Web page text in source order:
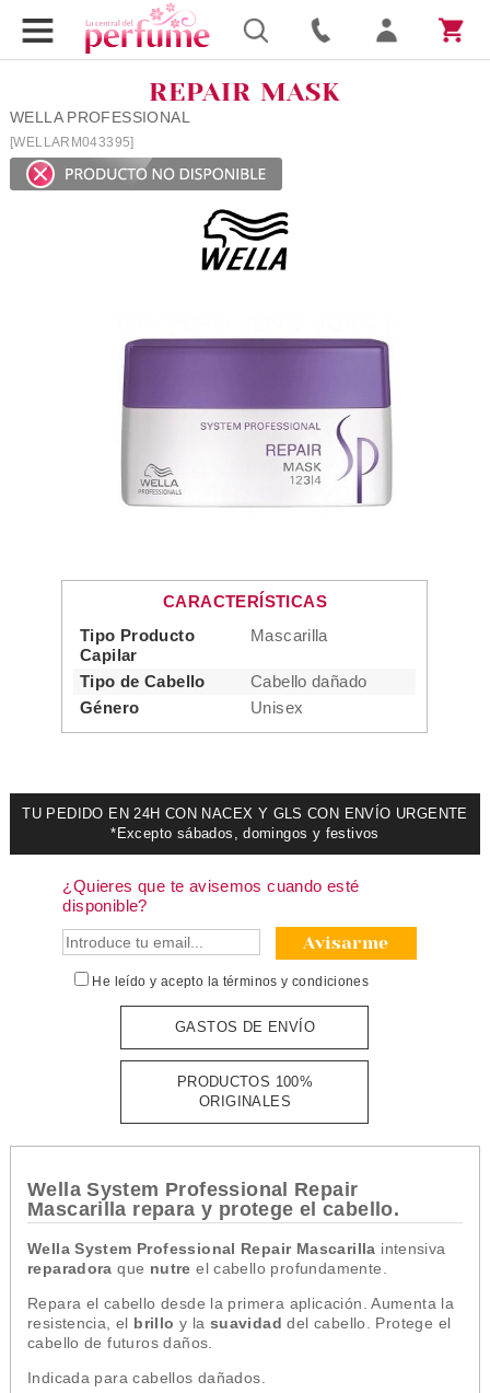
REPAIR MASK
WELLA PROFESSIONAL
[WELLARM043395]
CARACTERÍSTICAS
Tipo Producto
Capilar
Mascarilla
Tipo de Cabello
Cabello dañado
Género
Unisex
TU PEDIDO EN 24H CON NACEX Y GLS CON ENVÍO URGENTE
*Excepto sábados, domingos y festivos
¿Quieres que te avisemos cuando esté
disponible?
Avisarme
He leído y acepto la términos y condiciones
GASTOS DE ENVÍO
PRODUCTOS 100%
ORIGINALES
Wella System Professional Repair
Mascarilla repara y protege el cabello.
Wella System Professional Repair Mascarilla intensiva
reparadora que nutre el cabello profundamente.
Repara el cabello desde la primera aplicación. Aumenta la
resistencia, el brillo y la suavidad del cabello. Protege el
cabello de futuros daños.
Indicada para cabellos dañados.